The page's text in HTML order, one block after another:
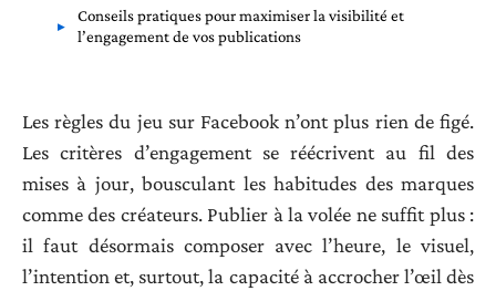
Conseils pratiques pour maximiser la visibilité et
l’engagement de vos publications
Les règles du jeu sur Facebook n’ont plus rien de figé.
Les critères d’engagement se réécrivent au fil des
mises à jour, bousculant les habitudes des marques
comme des créateurs. Publier à la volée ne suffit plus :
il faut désormais composer avec l’heure, le visuel,
l’intention et, surtout, la capacité à accrocher l’œil dès